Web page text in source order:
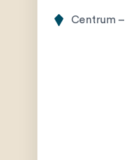
Centrum –